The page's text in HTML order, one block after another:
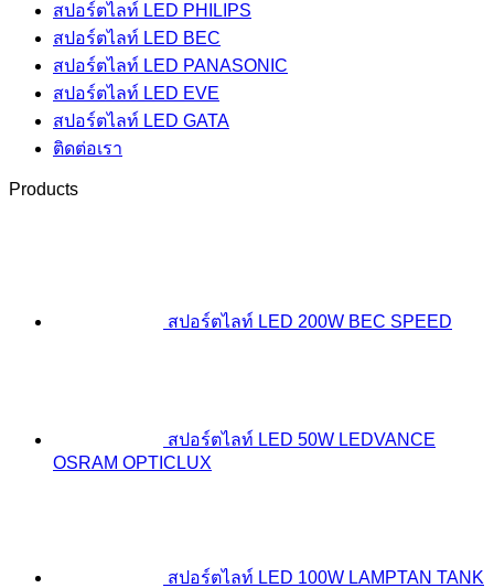
สปอร์ตไลท์ LED PHILIPS
สปอร์ตไลท์ LED BEC
สปอร์ตไลท์ LED PANASONIC
สปอร์ตไลท์ LED EVE
สปอร์ตไลท์ LED GATA
ติดต่อเรา
Products
สปอร์ตไลท์ LED 200W BEC SPEED
สปอร์ตไลท์ LED 50W LEDVANCE
OSRAM OPTICLUX
สปอร์ตไลท์ LED 100W LAMPTAN TANK